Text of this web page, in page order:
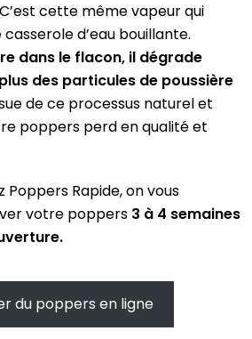
cette même vapeur qui
d’eau bouillante.
dans le flacon, il dégrade
des particules de poussière
de ce processus naturel et
poppers perd en qualité et
Poppers Rapide, on vous
votre poppers 3 à 4 semaines
du poppers en ligne